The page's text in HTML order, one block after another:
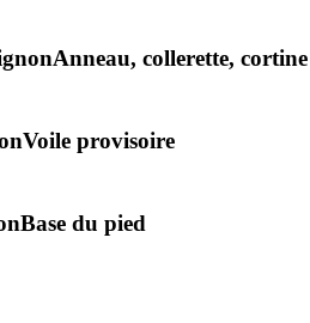
Anneau, collerette, cortine
Voile provisoire
Base du pied